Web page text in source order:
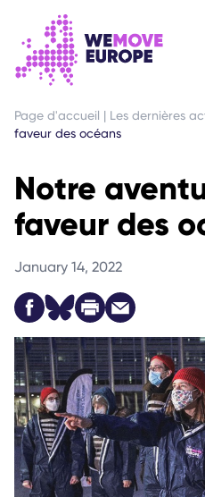
ALLER AU CONTENU
PASSER À LA NAVIGATION EN
Page d'accueil | Les dernières
faveur des océans
Notre
faveur des
January 14, 2022